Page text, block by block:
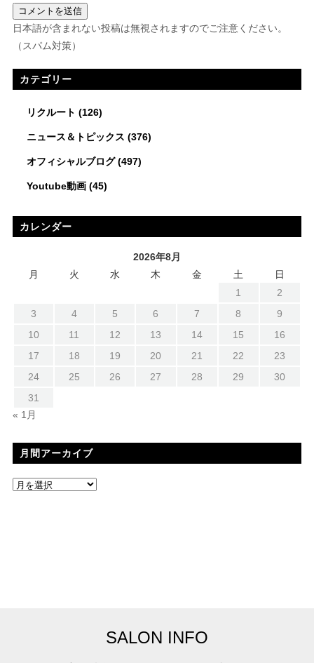
日本語が含まれない投稿は無視されますのでご注意ください。
（スパム対策）
カテゴリー
リクルート (126)
ニュース＆トピックス (376)
オフィシャルブログ(497)
Youtube動画(45)
カレンダー
2026年8月
月
火 水 木 金 土
日
1
2
3
4 5 6 7 8
9
10
11 12 13 14 15
16
17
18 19 20 21 22
23
24
25 26 27 28 29
30
31
« 1月
月間アーカイブ
SALON INFO